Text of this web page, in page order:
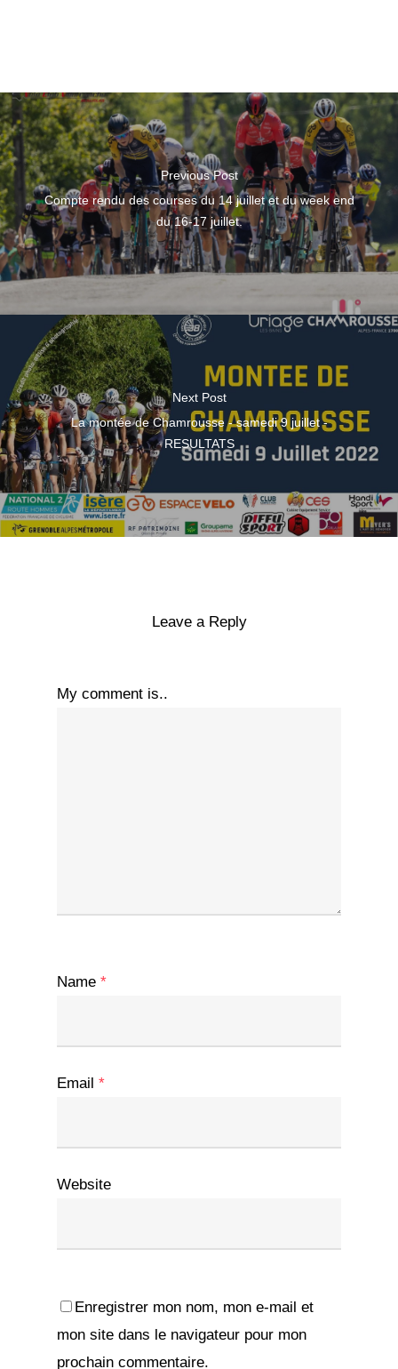
Previous Post
Compte rendu des courses du 14 juillet et du week end
du 16-17 juillet.
Next Post
La montée de Chamrousse - samedi 9 juillet -
RESULTATS
Leave a Reply
My comment is..
Name *
Email *
Website
Enregistrer mon nom, mon e-mail et
mon site dans le navigateur pour mon
prochain commentaire.